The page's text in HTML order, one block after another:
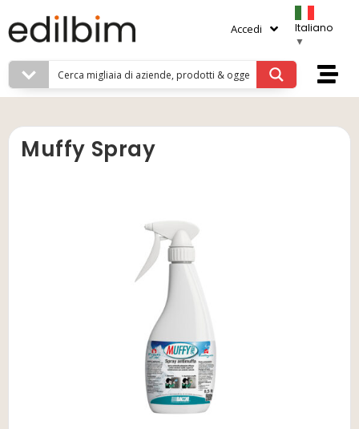
Accedi
Italiano
▼
Muffy Spray